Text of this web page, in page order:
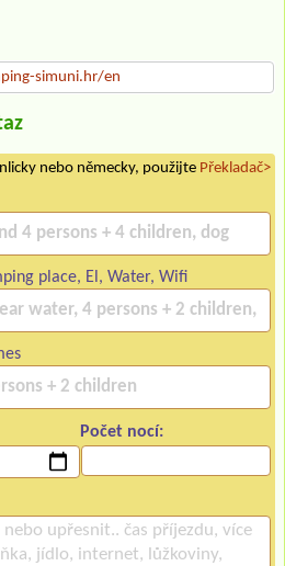
simuni.hr/en
nebo německy, použijte Překladač>
place, El, Water, Wifi
Počet nocí: